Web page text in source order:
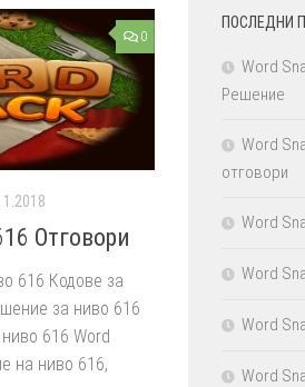
0
Отговори
616 Кодове за
за ниво 616
616 Word
на ниво 616,
ПОСЛЕДНИ
Word
Решение
Word
отговори
Word
Word
Word
Word